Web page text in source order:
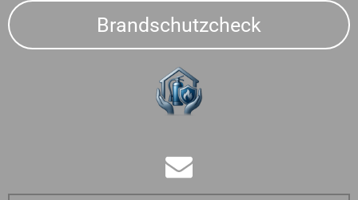
Brandschutzcheck